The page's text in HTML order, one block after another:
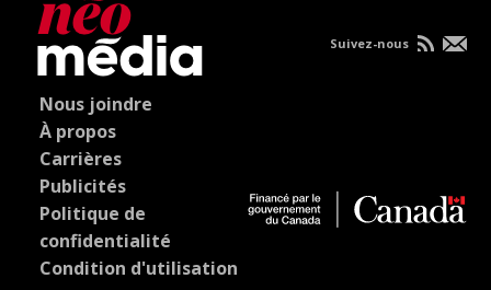
Nous joindre
À propos
Carrières
Publicités
Politique de
confidentialité
Condition d'utilisation
Suivez-nous